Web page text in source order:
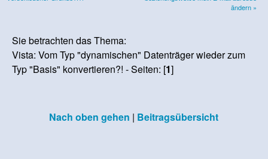
ändern »
Sie betrachten das Thema:
Vista: Vom Typ "dynamischen" Datenträger wieder zum
Typ "Basis" konvertieren?! - Seiten: [1]
Nach oben gehen | Beitragsübersicht